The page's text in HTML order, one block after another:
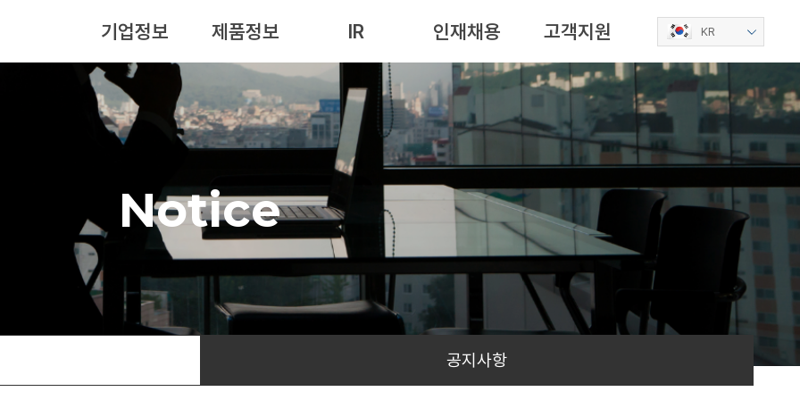
기업정보 제품정보 IR 인재채용 고객지원 KR
Notice
공지사항